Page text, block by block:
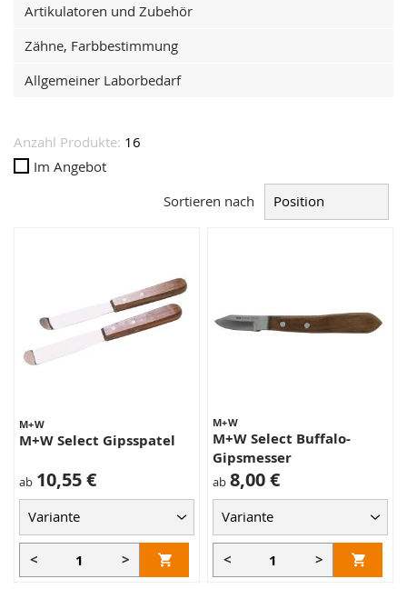
Anzahl Produkte: 16
Im Angebot
Sortieren nach
M+W
M+W Select Gipsspatel
ab 10,55 €
< >
M+W
M+W Select Buffalo-
Gipsmesser
ab 8,00 €
< >
Artikulatoren und Zubehör
Zähne, Farbbestimmung
Allgemeiner Laborbedarf